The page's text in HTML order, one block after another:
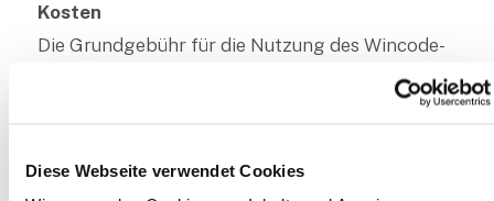
Diese Webseite verwendet Cookies
Kosten
Die Grundgebühr für die Nutzung des Wincode-
. Zusätzlich berechnen
346,00